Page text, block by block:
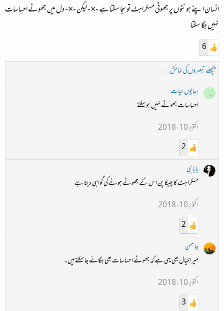
انسان اپنے ہونٹوں پر جھوٹی مسکراہٹ تو سجا سکتا ہے -×- لیکن -×- دل میں جھوٹے احساسات
نہیں جگا سکتا
6
پچھلے تبصروں کی نمائش…
ہمایوں حیات
احساسات جھوٹے نہیں ہوسکتے
اکتوبر 10، 2018
2
باباجی
مسکراہٹ کا پھیکا پن اس کے جھوٹے ہونے کی گواہی دیتا ہے
اکتوبر 10، 2018
2
جاسمن
میرا خیال بھی یہی ہے کہ جھوٹے احساسات بھی جگائے جا سکتے ہیں۔
اکتوبر 10، 2018
3